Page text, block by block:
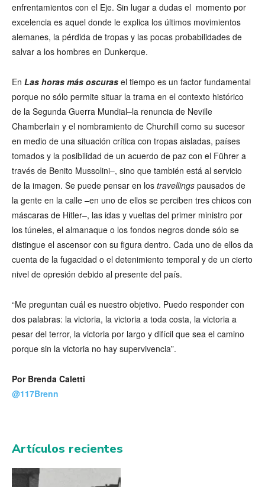
enfrentamientos con el Eje. Sin lugar a dudas el momento por
excelencia es aquel donde le explica los últimos movimientos
alemanes, la pérdida de tropas y las pocas probabilidades de
salvar a los hombres en Dunkerque.
En Las horas más oscuras el tiempo es un factor fundamental
porque no sólo permite situar la trama en el contexto histórico
de la Segunda Guerra Mundial–la renuncia de Neville
Chamberlain y el nombramiento de Churchill como su sucesor
en medio de una situación crítica con tropas aisladas, países
tomados y la posibilidad de un acuerdo de paz con el Führer a
través de Benito Mussolini–, sino que también está al servicio
de la imagen. Se puede pensar en los travellings pausados de
la gente en la calle –en uno de ellos se perciben tres chicos con
máscaras de Hitler–, las idas y vueltas del primer ministro por
los túneles, el almanaque o los fondos negros donde sólo se
distingue el ascensor con su figura dentro. Cada uno de ellos da
cuenta de la fugacidad o el detenimiento temporal y de un cierto
nivel de opresión debido al presente del país.
“Me preguntan cuál es nuestro objetivo. Puedo responder con
dos palabras: la victoria, la victoria a toda costa, la victoria a
pesar del terror, la victoria por largo y difícil que sea el camino
porque sin la victoria no hay supervivencia”.
Por Brenda Caletti
@117Brenn
Artículos recientes